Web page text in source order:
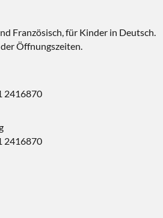
Französisch, für Kinder in Deutsch.
Öffnungszeiten.
2416870
2416870